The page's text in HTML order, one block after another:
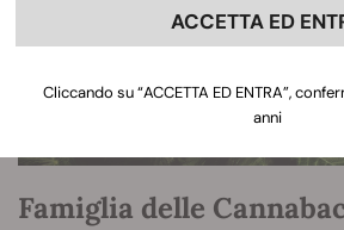
Famiglia delle
ACCETTA ED
Cliccando su “ACCETTA ED ENTRA”,
anni